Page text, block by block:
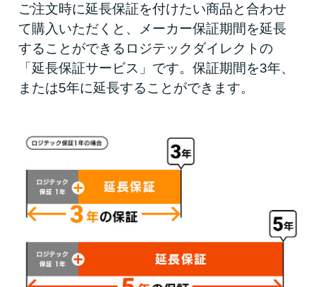
ご注文時に延長保証を付けたい商品と合わせ
て購入いただくと、メーカー保証期間を延長
することができるロジテックダイレクトの
「延長保証サービス」です。保証期間を3年、
または5年に延長することができます。